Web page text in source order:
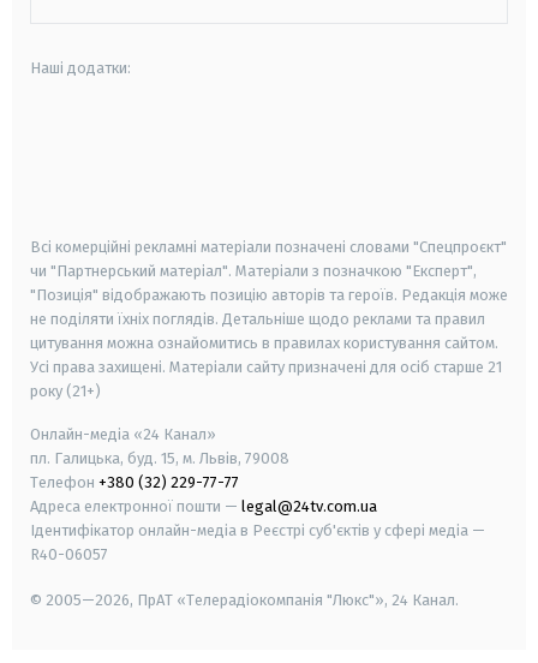
Наші додатки:
Всі комерційні рекламні матеріали позначені словами "Спецпроєкт"
чи "Партнерський матеріал". Матеріали з позначкою "Експерт",
"Позиція" відображають позицію авторів та героїв. Редакція може
не поділяти їхніх поглядів. Детальніше щодо реклами та правил
цитування можна ознайомитись в правилах користування сайтом.
Усі права захищені. Матеріали сайту призначені для осіб старше 21
року (21+)
Онлайн-медіа «24 Канал»
пл. Галицька, буд. 15, м. Львів, 79008
Телефон +380 (32) 229-77-77
Адреса електронної пошти — legal@24tv.com.ua
Ідентифікатор онлайн-медіа в Реєстрі суб'єктів у сфері медіа —
R40-06057
© 2005—2026, ПрАТ «Телерадіокомпанія "Люкс"», 24 Канал.